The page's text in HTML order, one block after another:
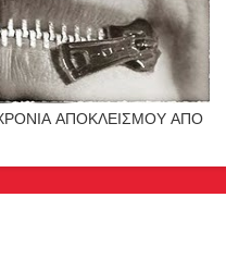
ΑΠΟΚΛΕΙΣΜΟΥ ΑΠΟ